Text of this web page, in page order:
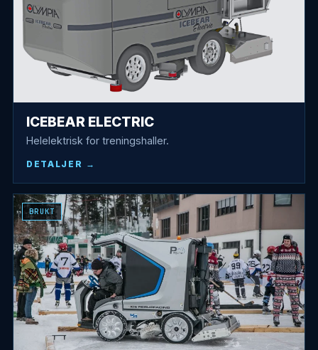
ICEBEAR ELECTRIC
Helelektrisk for treningshaller.
DETALJER
BRUKT